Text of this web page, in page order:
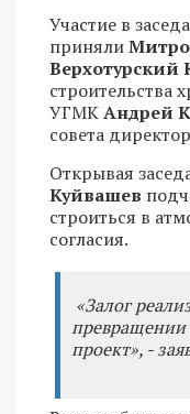
Участие в
приняли
Верхотурский
строительства
УГМКАндрей
совета
Открывая
Куйвашев
строиться в
согласия.
«Залог
превращении
проект», -